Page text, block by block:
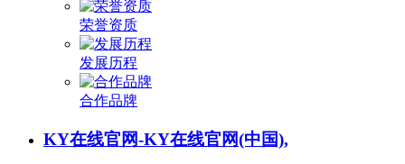
荣誉资质
发展历程
合作品牌
KY在线官网-KY在线官网(中国),